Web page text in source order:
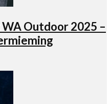
Outdoor 2025 –